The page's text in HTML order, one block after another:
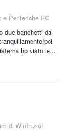
e Periferiche I/O
due banchetti da
ho visto le...
di WinInizio!